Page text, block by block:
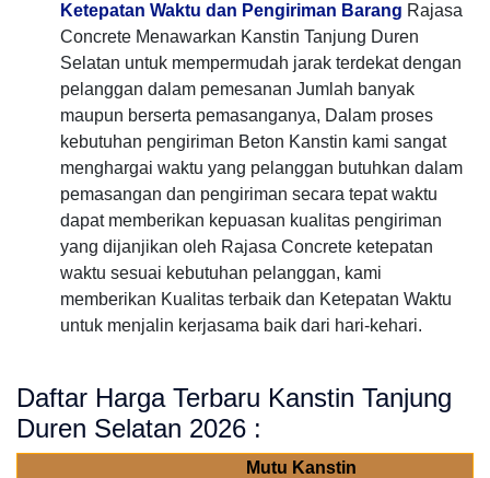
Ketepatan Waktu dan Pengiriman Barang Rajasa
Concrete Menawarkan Kanstin Tanjung Duren
Selatan untuk mempermudah jarak terdekat dengan
pelanggan dalam pemesanan Jumlah banyak
maupun berserta pemasanganya, Dalam proses
kebutuhan pengiriman Beton Kanstin kami sangat
menghargai waktu yang pelanggan butuhkan dalam
pemasangan dan pengiriman secara tepat waktu
dapat memberikan kepuasan kualitas pengiriman
yang dijanjikan oleh Rajasa Concrete ketepatan
waktu sesuai kebutuhan pelanggan, kami
memberikan Kualitas terbaik dan Ketepatan Waktu
untuk menjalin kerjasama baik dari hari-kehari.
Daftar Harga Terbaru Kanstin Tanjung
Duren Selatan 2026 :
Mutu Kanstin